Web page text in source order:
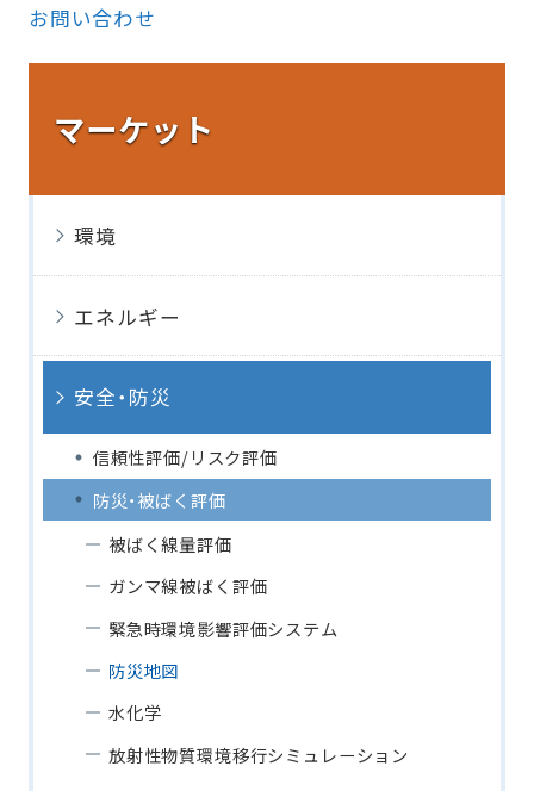
お問い合わせ
マーケット
環境
エネルギー
安全・防災
信頼性評価/リスク評価
防災・被ばく評価
被ばく線量評価
ガンマ線被ばく評価
緊急時環境影響評価システム
防災地図
水化学
放射性物質環境移行シミュレーション